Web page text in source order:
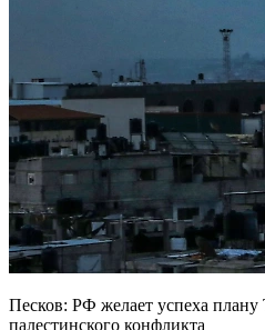
Песков: РФ желает успеха плану Трампа по урегулированию
палестинского конфликта